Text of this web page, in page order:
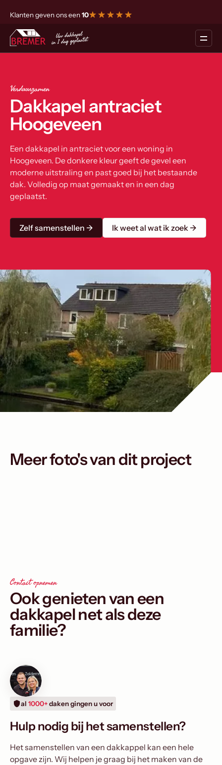
Klanten geven ons een10
Verduurzamen
Dakkapel antraciet
Hoogeveen
Een dakkapel in antraciet voor een woning in
Hoogeveen. De donkere kleur geeft de gevel een
moderne uitstraling en past goed bij het bestaande
dak. Volledig op maat gemaakt en in een dag
geplaatst.
Zelf samenstellen → Ik weet al wat ik zoek →
Meer foto's van dit project
Contact opnemen
Ook genieten van een
dakkapel net als deze
familie?
al 1000+daken gingen u voor
Hulp nodig bij het samenstellen?
Het samenstellen van een dakkappel kan een hele
opgave zijn. Wij helpen je graag bij het maken van de